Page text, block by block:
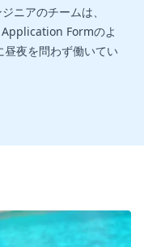
ニアのチームは、
Formのよ
夜を問わず働いてい